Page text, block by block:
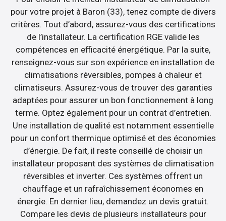
pour votre projet à Baron (33), tenez compte de divers
critères. Tout d’abord, assurez-vous des certifications
de l’installateur. La certification RGE valide les
compétences en efficacité énergétique. Par la suite,
renseignez-vous sur son expérience en installation de
climatisations réversibles, pompes à chaleur et
climatiseurs. Assurez-vous de trouver des garanties
adaptées pour assurer un bon fonctionnement à long
terme. Optez également pour un contrat d’entretien.
Une installation de qualité est notamment essentielle
pour un confort thermique optimisé et des économies
d’énergie. De fait, il reste conseillé de choisir un
installateur proposant des systèmes de climatisation
réversibles et inverter. Ces systèmes offrent un
chauffage et un rafraîchissement économes en
énergie. En dernier lieu, demandez un devis gratuit.
Compare les devis de plusieurs installateurs pour